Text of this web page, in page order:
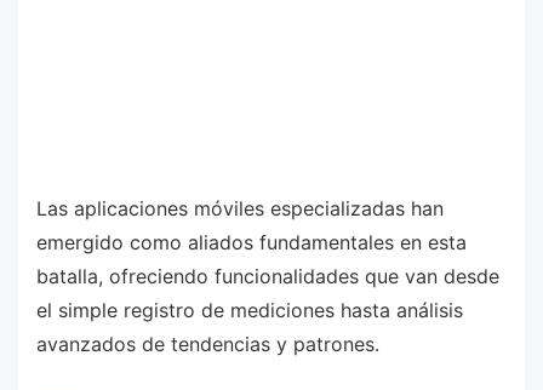
Las aplicaciones móviles especializadas han
emergido como aliados fundamentales en esta
batalla, ofreciendo funcionalidades que van desde
el simple registro de mediciones hasta análisis
avanzados de tendencias y patrones.